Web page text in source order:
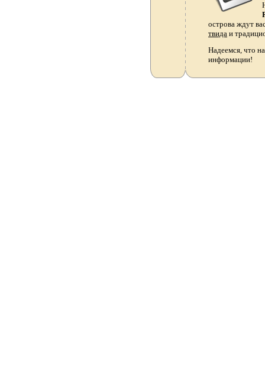
острова ждут
твида и
Надеемся, что
информации!